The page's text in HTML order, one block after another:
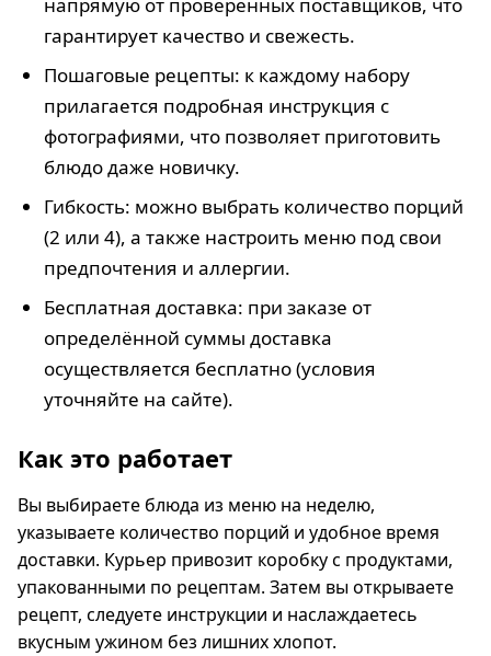
гарантирует качество и свежесть.
Пошаговые рецепты: к каждому набору
прилагается подробная инструкция с
фотографиями, что позволяет приготовить
блюдо даже новичку.
Гибкость: можно выбрать количество порций
(2 или 4), а также настроить меню под свои
предпочтения и аллергии.
Бесплатная доставка: при заказе от
определённой суммы доставка
осуществляется бесплатно (условия
уточняйте на сайте).
Как это работает
Вы выбираете блюда из меню на неделю,
указываете количество порций и удобное время
доставки. Курьер привозит коробку с продуктами,
упакованными по рецептам. Затем вы открываете
рецепт, следуете инструкции и наслаждаетесь
вкусным ужином без лишних хлопот.